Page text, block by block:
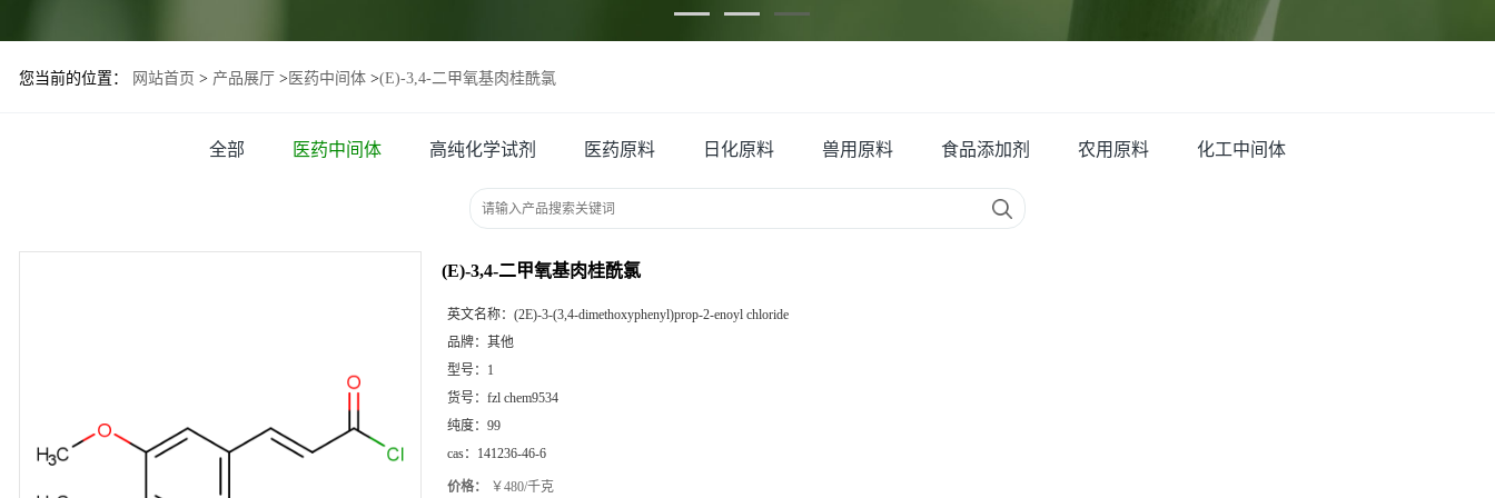
您当前的位置： 网站首页 > 产品展厅 > 医药中间体 >(E)-3,4-二甲氧基肉桂酰氯
全部 医药中间体 高纯化学试剂 医药原料 日化原料 兽用原料 食品添加剂 农用原料 化工中间体
(E)-3,4-二甲氧基肉桂酰氯
英文名称： (2E)-3-(3,4-dimethoxyphenyl)prop-2-enoyl chloride
品牌： 其他
型号： 1
货号： fzl chem9534
纯度： 99
cas： 141236-46-6
价格： ￥480/千克